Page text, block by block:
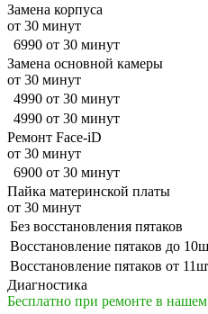
Замена корпуса
от 30 минут
6990 от 30 минут
Замена основной камеры
от 30 минут
4990 от 30 минут
4990 от 30 минут
Ремонт Face-iD
от 30 минут
6900 от 30 минут
Пайка материнской платы
от 30 минут
Без восстановления пятаков
Восстановление пятаков до
Восстановление пятаков от
Диагностика
Бесплатно при ремонте в